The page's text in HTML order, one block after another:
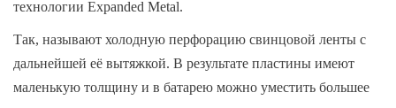
технологии Expanded Metal.
Так, называют холодную перфорацию свинцовой ленты с
дальнейшей её вытяжкой. В результате пластины имеют
маленькую толщину и в батарею можно уместить большее